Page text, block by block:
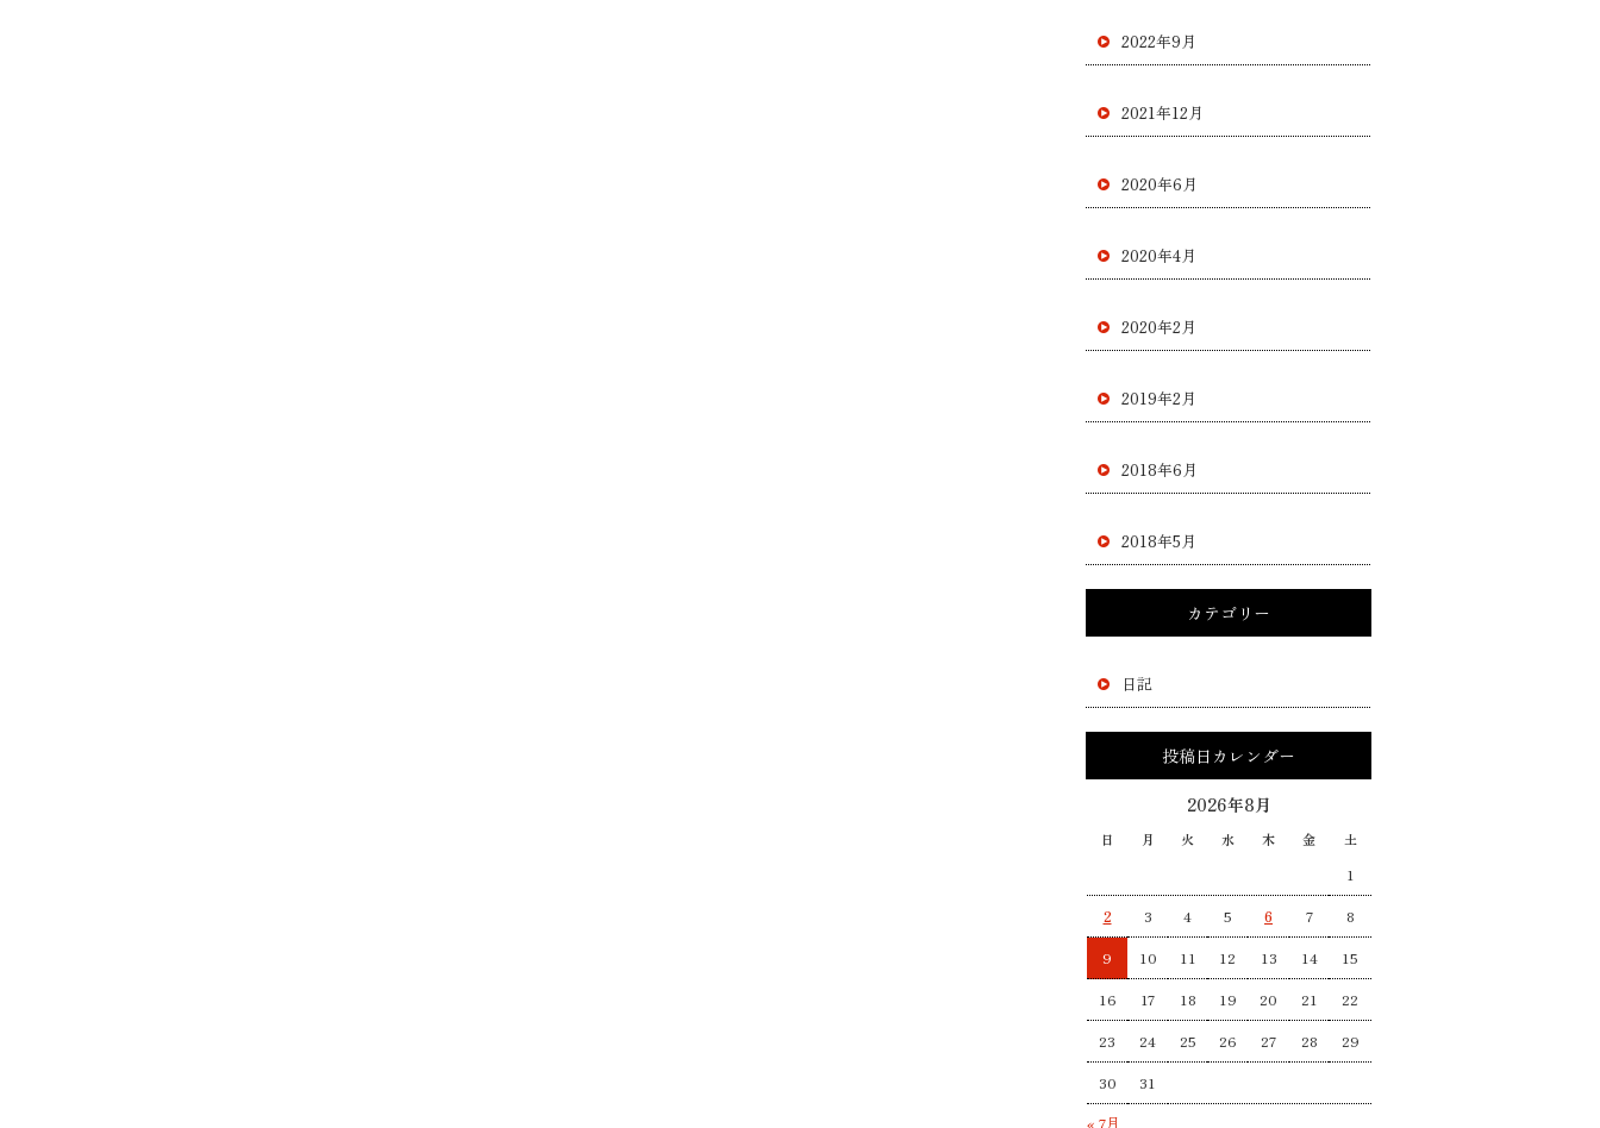
2022年9月
2021年12月
2020年6月
2020年4月
2020年2月
2019年2月
2018年6月
2018年5月
カテゴリー
日記
投稿日カレンダー
2026年8月
日 月 火 水 木 金 土
« 7月
1
2 3 4 5 6 7 8
9 10 11 12 13 14 15
16 17 18 19 20 21 22
23 24 25 26 27 28 29
30 31